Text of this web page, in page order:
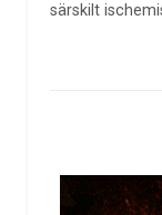
särskilt